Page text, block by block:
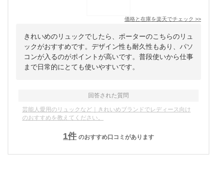
価格と在庫を楽天でチェック >>
きれいめのリュックでしたら、ポーターのこちらのリュ
ックがおすすめです。デザイン性も耐久性もあり、パソ
コンが入るのがポイントが高いです。普段使いから仕事
まで日常的にとても使いやすいです。
回答された質問
芸能人愛用のリュックなど｜きれいめブランドでレディース向け
のおすすめを教えてください。
1件 のおすすめ口コミがあります